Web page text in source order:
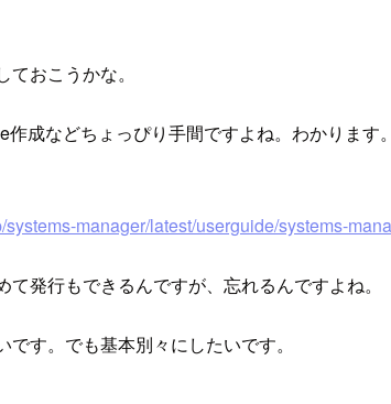
おこうかな。
成などちょっぴり手間ですよね。わかります。
manager/latest/userguide/systems-
発行もできるんですが、忘れるんですよね。
す。でも基本別々にしたいです。